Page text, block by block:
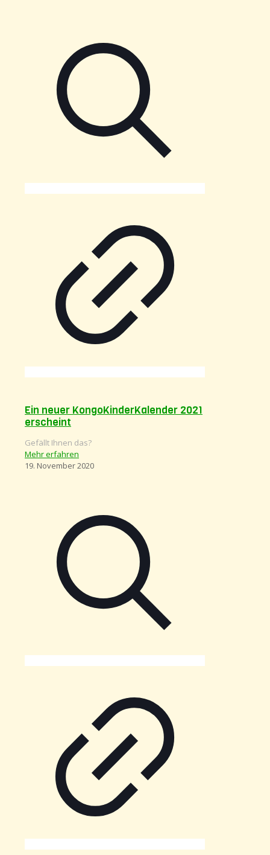
Ein neuer KongoKinderKalender 2021
erscheint
Gefällt Ihnen das?
Mehr erfahren
19. November 2020